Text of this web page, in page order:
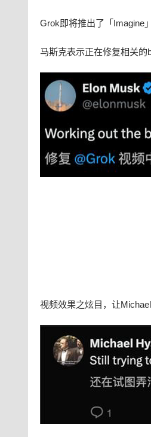
Grok即将推出了「Imagine
马斯克表示正在修复相关的
视频效果之炫目，让